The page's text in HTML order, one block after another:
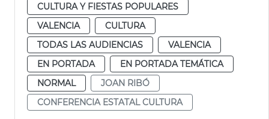
CULTURA Y FIESTAS POPULARES
VALENCIA
CULTURA
TODAS LAS AUDIENCIAS
VALENCIA
EN PORTADA
EN PORTADA TEMÁTICA
NORMAL
JOAN RIBÓ
CONFERENCIA ESTATAL CULTURA